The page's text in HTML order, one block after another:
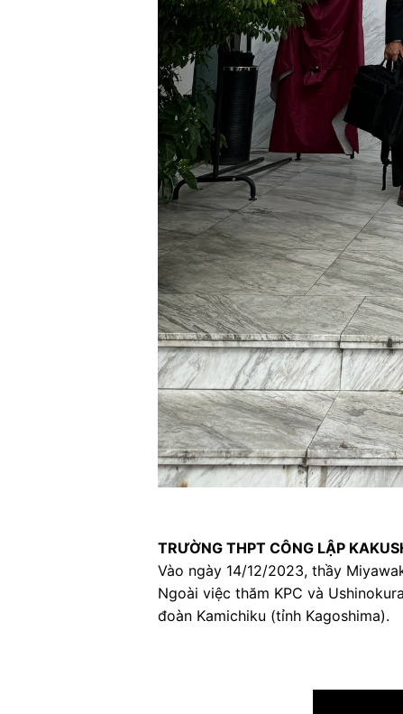
TRƯỜNG THPT CÔNG LẬP
Vào ngày 14/12/2023, thầy
Ngoài việc thăm KPC và
đoàn Kamichiku (tỉnh Kagoshima).